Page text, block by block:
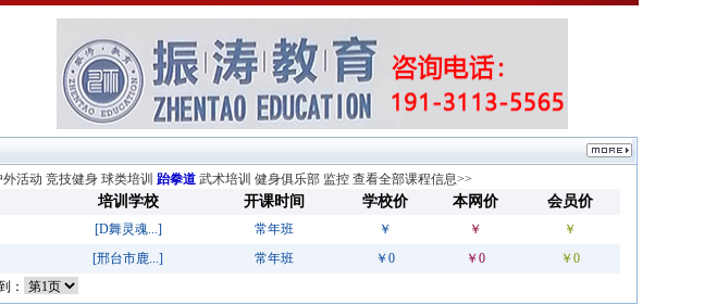
外活动 竞技健身 球类培训 跆拳道 武术培训 健身俱乐部 监控 查看全部课程信息>>
培训学校 开课时间 学校价 本网价 会员价
[D舞灵魂...] 常年班 ￥ ￥
￥
[邢台市鹿...] 常年班 ￥0 ￥0
￥0
：